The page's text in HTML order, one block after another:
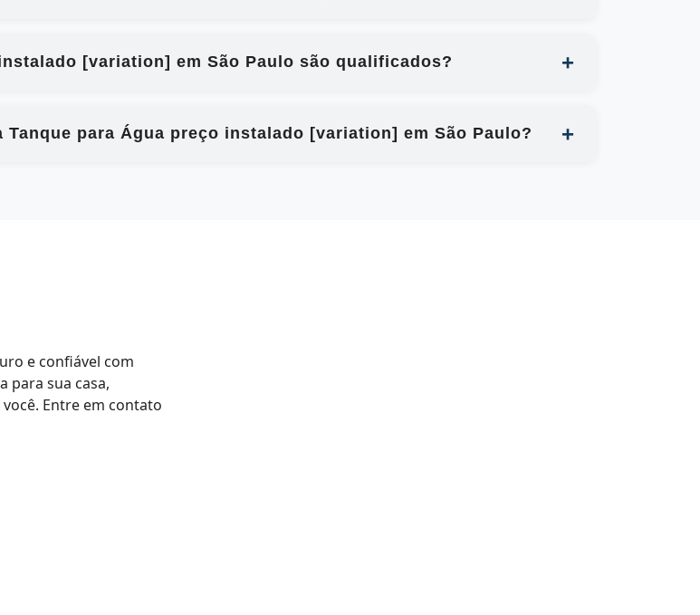
[variation] em São Paulo são qualificados?
para Água preço instalado [variation] em São Paulo?
e confiável com
para sua casa,
Entre em contato